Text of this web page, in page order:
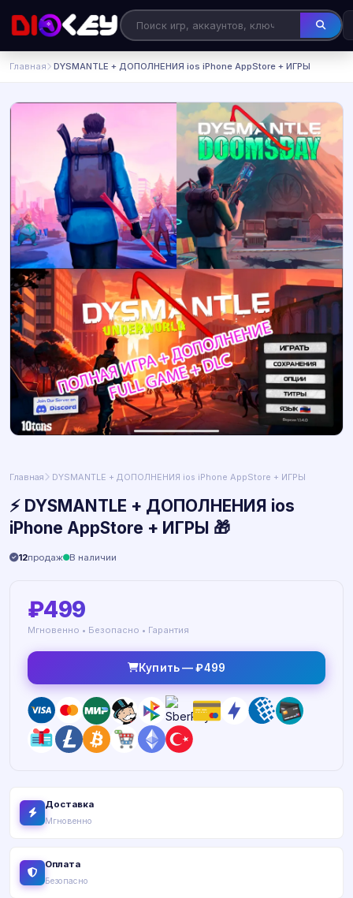
Главная ️ DYSMANTLE + ДОПОЛНЕНИЯ ios iPhone AppStore + ИГРЫ
Главная ️ DYSMANTLE + ДОПОЛНЕНИЯ ios iPhone AppStore + ИГРЫ
⚡️ DYSMANTLE + ДОПОЛНЕНИЯ ios
iPhone AppStore + ИГРЫ 🎁
12продаж В наличии
₽499
Мгновенно • Безопасно • Гарантия
Купить — ₽499
Доставка
Мгновенно
Оплата
Безопасно